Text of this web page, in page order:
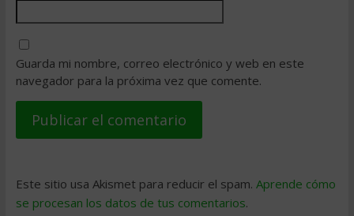
Guarda mi nombre, correo electrónico y web en este
navegador para la próxima vez que comente.
Este sitio usa Akismet para reducir el spam. Aprende cómo
se procesan los datos de tus comentarios.